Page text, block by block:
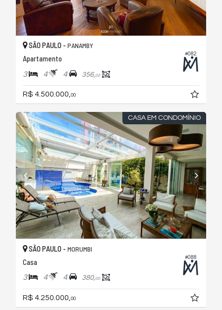
#082
SÃO PAULO - PANAMBY
Apartamento
3 4 4 356,00
R$ 4.500.000,00
CASA EM CONDOMÍNIO
#088
SÃO PAULO - MORUMBI
Casa
3 4 4 380,00
R$ 4.250.000, 00